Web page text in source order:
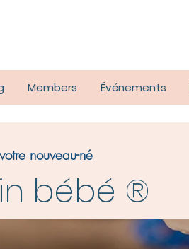
Members Événements
nouveau-né
bébé ®